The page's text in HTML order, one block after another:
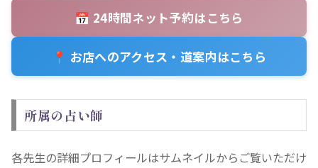
📅 24時間ネット予約はこちら
📍 お店へのアクセス・道案内はこちら
所属の占い師
各先生の詳細プロフィールはサムネイルからご覧いただけ